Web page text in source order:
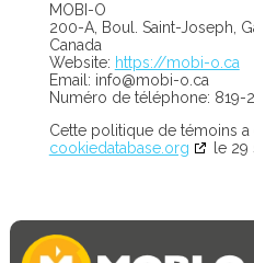
MOBI-O
200-A, Boul. Saint-Joseph,
Canada
Website: https://mobi-o.ca
Email: ac.o-ibom@ofni
Numéro de téléphone: 819-
Cette politique de témoins
cookiedatabase.org
le